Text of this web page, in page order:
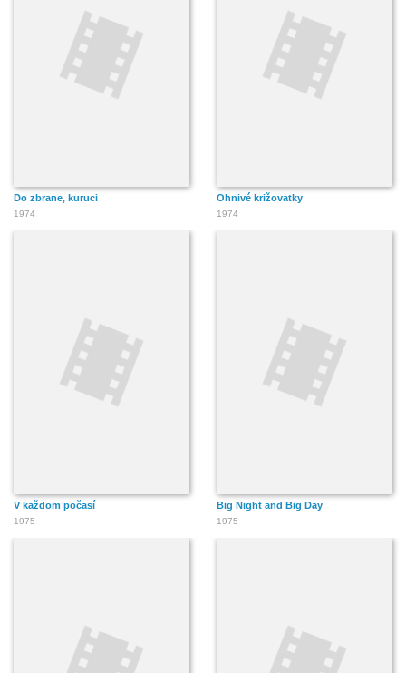
Do zbrane, kuruci
1974
Ohnivé križovatky
1974
V každom počasí
1975
Big Night and Big Day
1975